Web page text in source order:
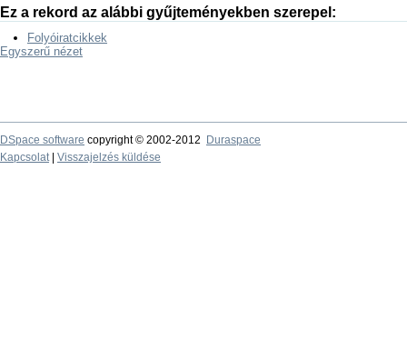
Ez a rekord az alábbi gyűjteményekben szerepel:
Folyóiratcikkek
Egyszerű nézet
DSpace software copyright © 2002-2012
Duraspace
Kapcsolat| Visszajelzés küldése